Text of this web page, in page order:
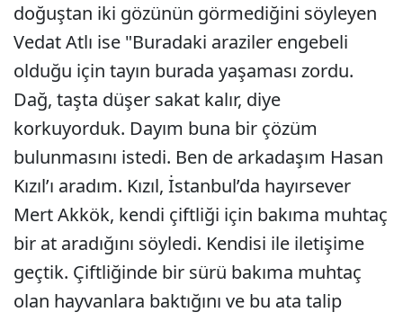
doğuştan iki gözünün görmediğini söyleyen
Vedat Atlı ise "Buradaki araziler engebeli
olduğu için tayın burada yaşaması zordu.
Dağ, taşta düşer sakat kalır, diye
korkuyorduk. Dayım buna bir çözüm
bulunmasını istedi. Ben de arkadaşım Hasan
Kızıl’ı aradım. Kızıl, İstanbul’da hayırsever
Mert Akkök, kendi çiftliği için bakıma muhtaç
bir at aradığını söyledi. Kendisi ile iletişime
geçtik. Çiftliğinde bir sürü bakıma muhtaç
olan hayvanlara baktığını ve bu ata talip